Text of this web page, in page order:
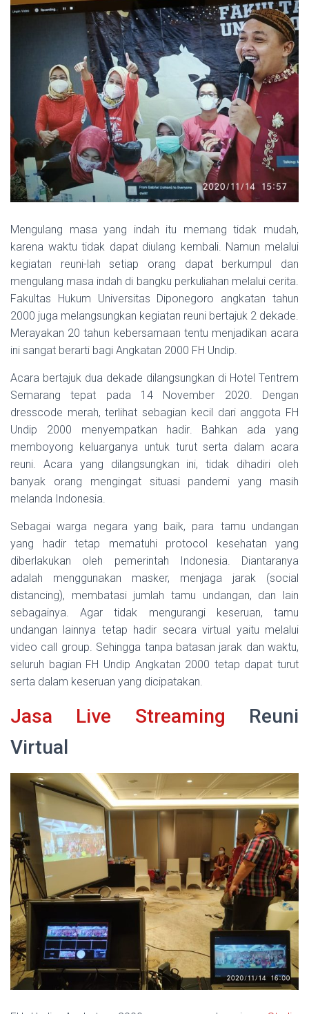
Mengulang masa yang indah itu memang tidak mudah,
karena waktu tidak dapat diulang kembali. Namun melalui
kegiatan reuni-lah setiap orang dapat berkumpul dan
mengulang masa indah di bangku perkuliahan melalui cerita.
Fakultas Hukum Universitas Diponegoro angkatan tahun
2000 juga melangsungkan kegiatan reuni bertajuk 2 dekade.
Merayakan 20 tahun kebersamaan tentu menjadikan acara
ini sangat berarti bagi Angkatan 2000 FH Undip.
Acara bertajuk dua dekade dilangsungkan di Hotel Tentrem
Semarang tepat pada 14 November 2020. Dengan
dresscode merah, terlihat sebagian kecil dari anggota FH
Undip 2000 menyempatkan hadir. Bahkan ada yang
memboyong keluarganya untuk turut serta dalam acara
reuni. Acara yang dilangsungkan ini, tidak dihadiri oleh
banyak orang mengingat situasi pandemi yang masih
melanda Indonesia.
Sebagai warga negara yang baik, para tamu undangan
yang hadir tetap mematuhi protocol kesehatan yang
diberlakukan oleh pemerintah Indonesia. Diantaranya
adalah menggunakan masker, menjaga jarak (social
distancing), membatasi jumlah tamu undangan, dan lain
sebagainya. Agar tidak mengurangi keseruan, tamu
undangan lainnya tetap hadir secara virtual yaitu melalui
video call group. Sehingga tanpa batasan jarak dan waktu,
seluruh bagian FH Undip Angkatan 2000 tetap dapat turut
serta dalam keseruan yang dicipatakan.
Jasa Live Streaming Reuni
Virtual